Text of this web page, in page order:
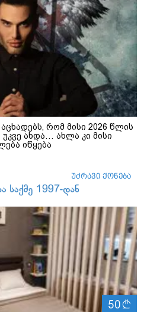
რომ მისი 2026 წლის
ახდა… ახლა კი მისი
იწყება
50